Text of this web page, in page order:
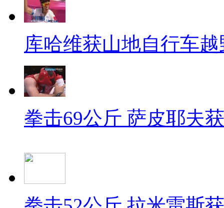
库哈维获山地自行车
拳击69公斤 萨皮耶夫